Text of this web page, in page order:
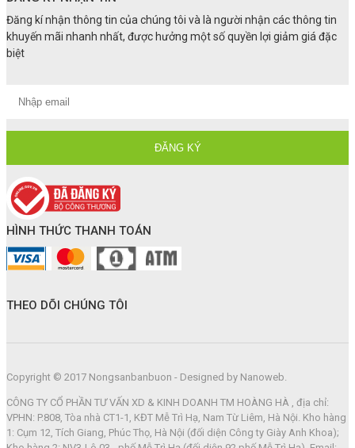
Đăng kí nhận thông tin của chúng tôi và là người nhận các thông tin
khuyến mãi nhanh nhất, được hưởng một số quyền lợi giảm giá đặc
biệt
HÌNH THỨC THANH TOÁN
THEO DÕI CHÚNG TÔI
Copyright © 2017 Nongsanbanbuon - Designed by Nanoweb.
CÔNG TY CỔ PHẦN TƯ VẤN XD & KINH DOANH TM HOÀNG HÀ , địa chỉ:
VPHN: P.808, Tòa nhà CT1-1, KĐT Mễ Trì Hạ, Nam Từ Liêm, Hà Nội. Kho hàng
1: Cụm 12, Tích Giang, Phúc Thọ, Hà Nội (đối diện Công ty Giày Anh Khoa);